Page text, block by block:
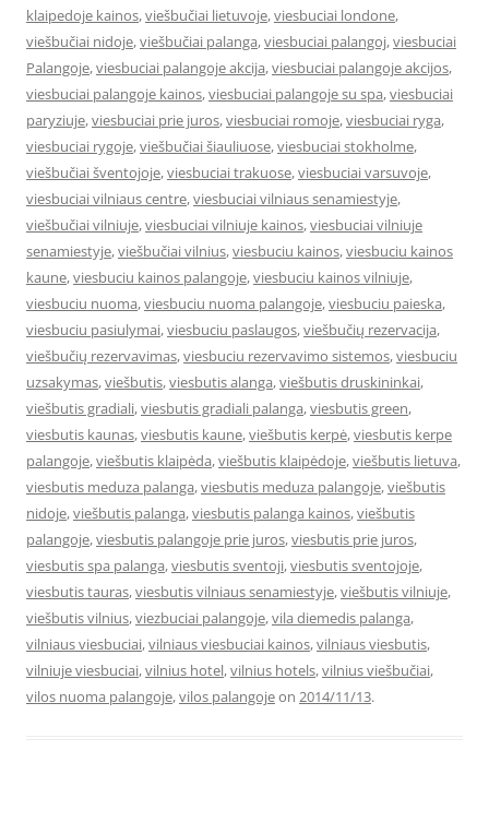
klaipedoje kainos,viešbučiai lietuvoje,viesbuciai londone,
viešbučiai nidoje,viešbučiai palanga,viesbuciai palangoj,viesbuciai
Palangoje,viesbuciai palangoje akcija,viesbuciai palangoje akcijos,
viesbuciai palangoje kainos,viesbuciai palangoje su spa,viesbuciai
paryziuje,viesbuciai prie juros,viesbuciai romoje,viesbuciai ryga,
viesbuciai rygoje,viešbučiai šiauliuose,viesbuciai stokholme,
viešbučiai šventojoje,viesbuciai trakuose,viesbuciai varsuvoje,
viesbuciai vilniaus centre,viesbuciai vilniaus senamiestyje,
viešbučiai vilniuje,viesbuciai vilniuje kainos,viesbuciai vilniuje
senamiestyje,viešbučiai vilnius,viesbuciu kainos,viesbuciu kainos
kaune,viesbuciu kainos palangoje,viesbuciu kainos vilniuje,
viesbuciu nuoma,viesbuciu nuoma palangoje,viesbuciu paieska,
viesbuciu pasiulymai,viesbuciu paslaugos,viešbučių rezervacija,
viešbučių rezervavimas,viesbuciu rezervavimo sistemos,viesbuciu
uzsakymas,viešbutis,viesbutis alanga,viešbutis druskininkai,
viešbutis gradiali,viesbutis gradiali palanga,viesbutis green,
viesbutis kaunas,viesbutis kaune,viešbutis kerpė,viesbutis kerpe
palangoje,viešbutis klaipėda,viešbutis klaipėdoje,viešbutis lietuva,
viesbutis meduza palanga,viesbutis meduza palangoje,viešbutis
nidoje,viešbutis palanga,viesbutis palanga kainos,viešbutis
palangoje,viesbutis palangoje prie juros,viesbutis prie juros,
viesbutis spa palanga,viesbutis sventoji,viesbutis sventojoje,
viesbutis tauras,viesbutis vilniaus senamiestyje,viešbutis vilniuje,
viešbutis vilnius,viezbuciai palangoje,vila diemedis palanga,
vilniaus viesbuciai,vilniaus viesbuciai kainos,vilniaus viesbutis,
vilniuje viesbuciai,vilnius hotel,vilnius hotels,vilnius viešbučiai,
vilos nuoma palangoje,vilos palangojeon 2014/11/13.